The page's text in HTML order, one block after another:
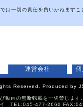
は一切の責任を負いかねますこ
個
運営会社
Reserved. Produced by
動画の無断転載を一切禁じます。
イ TEL:045-477-2660